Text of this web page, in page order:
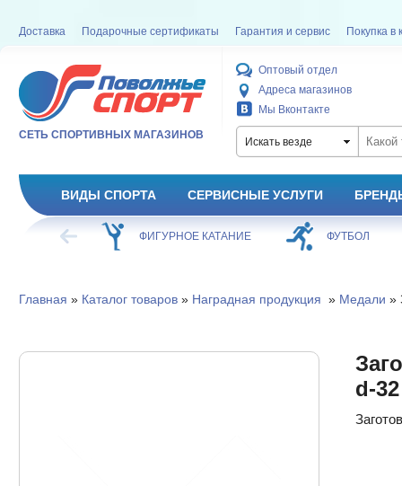
Доставка Подарочные сертификаты Гарантия и сервис Покупка в
СЕТЬ СПОРТИВНЫХ МАГАЗИНОВ
Оптовый отдел
Адреса магазинов
Мы Вконтакте
Искать везде
ВИДЫ СПОРТА СЕРВИСНЫЕ УСЛУГИ
ХОККЕЙ ФИГУРНОЕ КАТАНИЕ ФУТБОЛ
Главная » Каталог товаров» Наградная продукция » Медали »
d-32